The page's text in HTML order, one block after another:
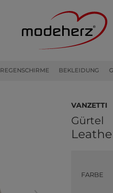
REGENSCHIRME BEKLEIDUNG
Vanzetti
Gürtel
FARBE